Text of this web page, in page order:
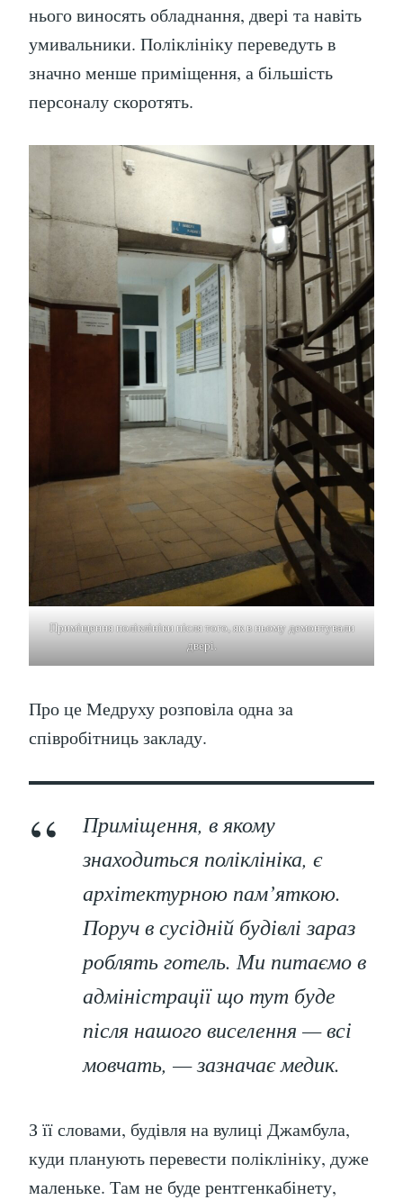
нього виносять обладнання, двері та навіть
умивальники. Поліклініку переведуть в
значно менше приміщення, а більшість
персоналу скоротять.
Приміщення поліклініки після того, як в ньому демонтували
двері.
Про це Медруху розповіла одна за
співробітниць закладу.
Приміщення, в якому
знаходиться поліклініка, є
архітектурною пам’яткою.
Поруч в сусідній будівлі зараз
роблять готель. Ми питаємо в
адміністрації що тут буде
після нашого виселення — всі
мовчать, — зазначає медик.
З її словами, будівля на вулиці Джамбула,
куди планують перевести поліклініку, дуже
маленьке. Там не буде рентгенкабінету,